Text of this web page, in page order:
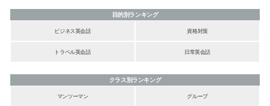
目的別ランキング
ビジネス英会話
資格対策
トラベル英会話 日常英会話
クラス別ランキング
マンツーマン
グループ